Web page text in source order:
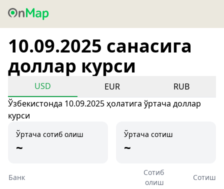
10.09.2025 санасига
доллар курси
USD EUR
RUB
Ўзбекистонда 10.09.2025 ҳолатига ўртача доллар
курси
Ўртача сотиб олиш
~
Ўртача сотиш
~
Банк
Сотиб
олиш
Сотиш